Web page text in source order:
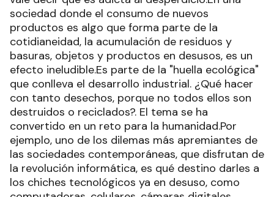
sociedad donde el consumo de nuevos
productos es algo que forma parte de la
cotidianeidad, la acumulación de residuos y
basuras, objetos y productos en desusos, es un
efecto ineludible.Es parte de la "huella ecológica"
que conlleva el desarrollo industrial. ¿Qué hacer
con tanto desechos, porque no todos ellos son
destruidos o reciclados?. El tema se ha
convertido en un reto para la humanidad.Por
ejemplo, uno de los dilemas más apremiantes de
las sociedades contemporáneas, que disfrutan de
la revolución informática, es qué destino darles a
los chiches tecnológicos ya en desuso, como